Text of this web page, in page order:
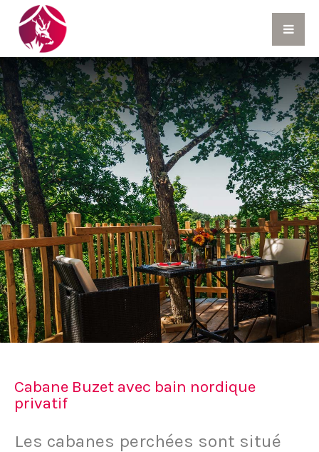
Cabane Buzet avec bain nordique
privatif
Les cabanes perchées sont situé